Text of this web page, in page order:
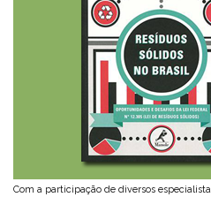
Com a participação de diversos